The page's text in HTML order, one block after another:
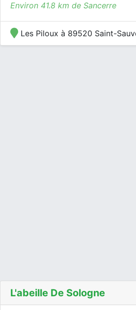
Environ 41.8 km de Sancerre
Les Piloux à 89520 Saint-
L'abeille De Sologne